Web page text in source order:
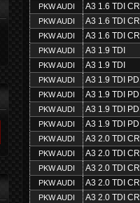
PKW AUDI A3 1.6 TDI CR
PKW AUDI A3 1.6 TDI CR
PKW AUDI A3 1.6 TDI CR
PKW AUDI A3 1.9 TDI
PKW AUDI A3 1.9 TDI
PKW AUDI A3 1.9 TDI PD
PKW AUDI A3 1.9 TDI PD
PKW AUDI A3 1.9 TDI PD
PKW AUDI A3 1.9 TDI PD
PKW AUDI A3 2.0 TDI CR
PKW AUDI A3 2.0 TDI CR
PKW AUDI A3 2.0 TDI CR
PKW AUDI A3 2.0 TDI
PKW AUDI A3 2.0 TDI